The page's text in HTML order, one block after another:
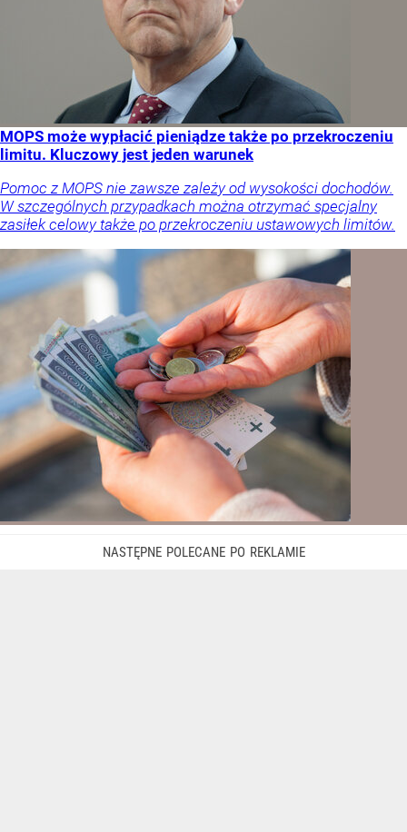
MOPS może wypłacić pieniądze także po przekroczeniu
limitu. Kluczowy jest jeden warunek
Pomoc z MOPS nie zawsze zależy od wysokości dochodów.
W szczególnych przypadkach można otrzymać specjalny
zasiłek celowy także po przekroczeniu ustawowych limitów.